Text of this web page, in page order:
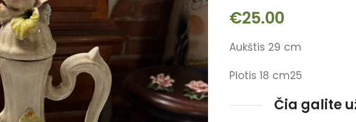
€25.00
Aukštis 29 cm
Plotis 18 cm25
Čia galite